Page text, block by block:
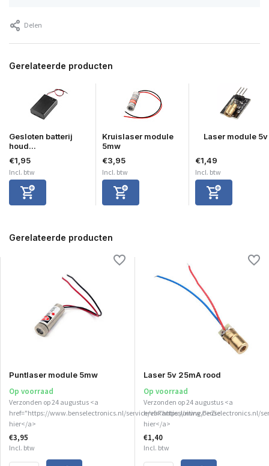
Delen
Gerelateerde producten
Gesloten batterij
houd...
€1,95
Incl. btw
Kruislaser module
5mw
€3,95
Incl. btw
Laser module 5v
€1,49
Incl. btw
Gerelateerde producten
Puntlaser module 5mw
Op voorraad
Verzonden op 24 augustus <a
href="https://www.benselectronics.nl/service/vakantiesluiting/">Zie
hier</a>
€3,95
Incl. btw
Laser 5v 25mA rood
Op voorraad
Verzonden op 24 augustus <a
href="https://www.benselectronics.nl/
hier</a>
€1,40
Incl. btw